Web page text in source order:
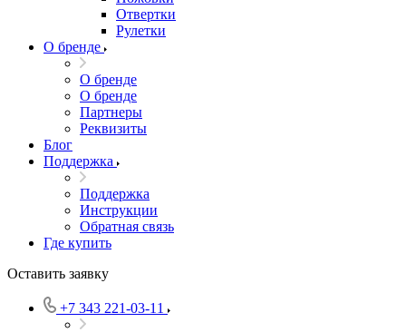
Отвертки
Рулетки
О бренде
О бренде
О бренде
Партнеры
Реквизиты
Блог
Поддержка
Поддержка
Инструкции
Обратная связь
Где купить
Оставить заявку
+7 343 221-03-11